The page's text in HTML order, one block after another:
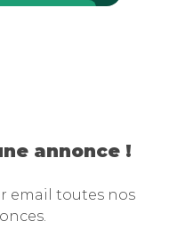
annonce !
email toutes nos